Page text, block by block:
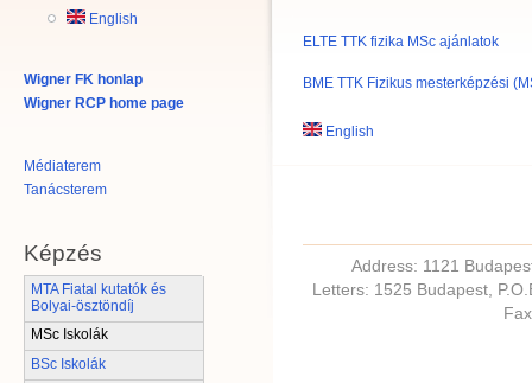
English
Wigner FK honlap
Wigner RCP home page
Médiaterem
Tanácsterem
Képzés
MTA Fiatal kutatók és
Bolyai-ösztöndíj
MSc Iskolák
BSc Iskolák
ELTE TTK fizika MSc ajánlatok
BME TTK Fizikus mesterképzési
English
Address: 1121
Letters: 1525 Budapest,